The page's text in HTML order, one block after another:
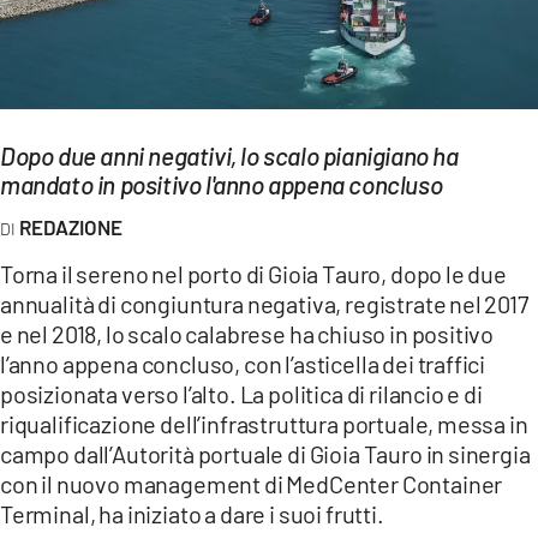
Streaming
LAC TV
LAC NETWORK
LaC
Network
LACPLAY.IT
LACTV.IT
LACONAIR.IT
Dopo due anni negativi, lo scalo pianigiano ha
mandato in positivo l'anno appena concluso
REDAZIONE
Torna il sereno nel porto di Gioia Tauro, dopo le due
annualità di congiuntura negativa, registrate nel 2017
e nel 2018, lo scalo calabrese ha chiuso in positivo
l’anno appena concluso, con l’asticella dei traffici
posizionata verso l’alto. La politica di rilancio e di
riqualificazione dell’infrastruttura portuale, messa in
campo dall’Autorità portuale di Gioia Tauro in sinergia
con il nuovo management di MedCenter Container
Terminal, ha iniziato a dare i suoi frutti.